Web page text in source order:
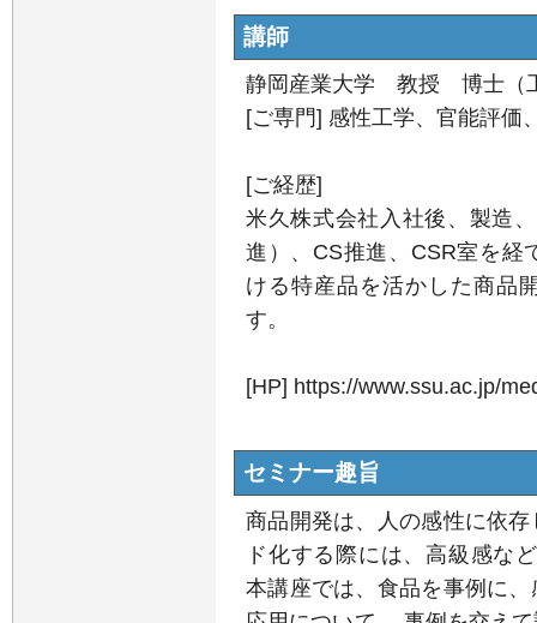
講師
静岡産業大学 教授 博士
[ご専門] 感性工学、官能評価
[ご経歴]
米久株式会社入社後、製造
進）、CS推進、CSR室を経
ける特産品を活かした商品
す。
[HP] https://www.ssu.ac.jp/
セミナー趣旨
商品開発は、人の感性に依
ド化する際には、高級感な
本講座では、食品を事例に